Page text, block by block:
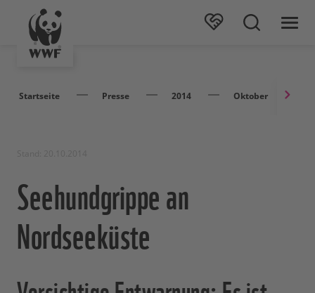
Startseite Presse 2014 Oktober
Seehundgrippe an
Nordseeküste